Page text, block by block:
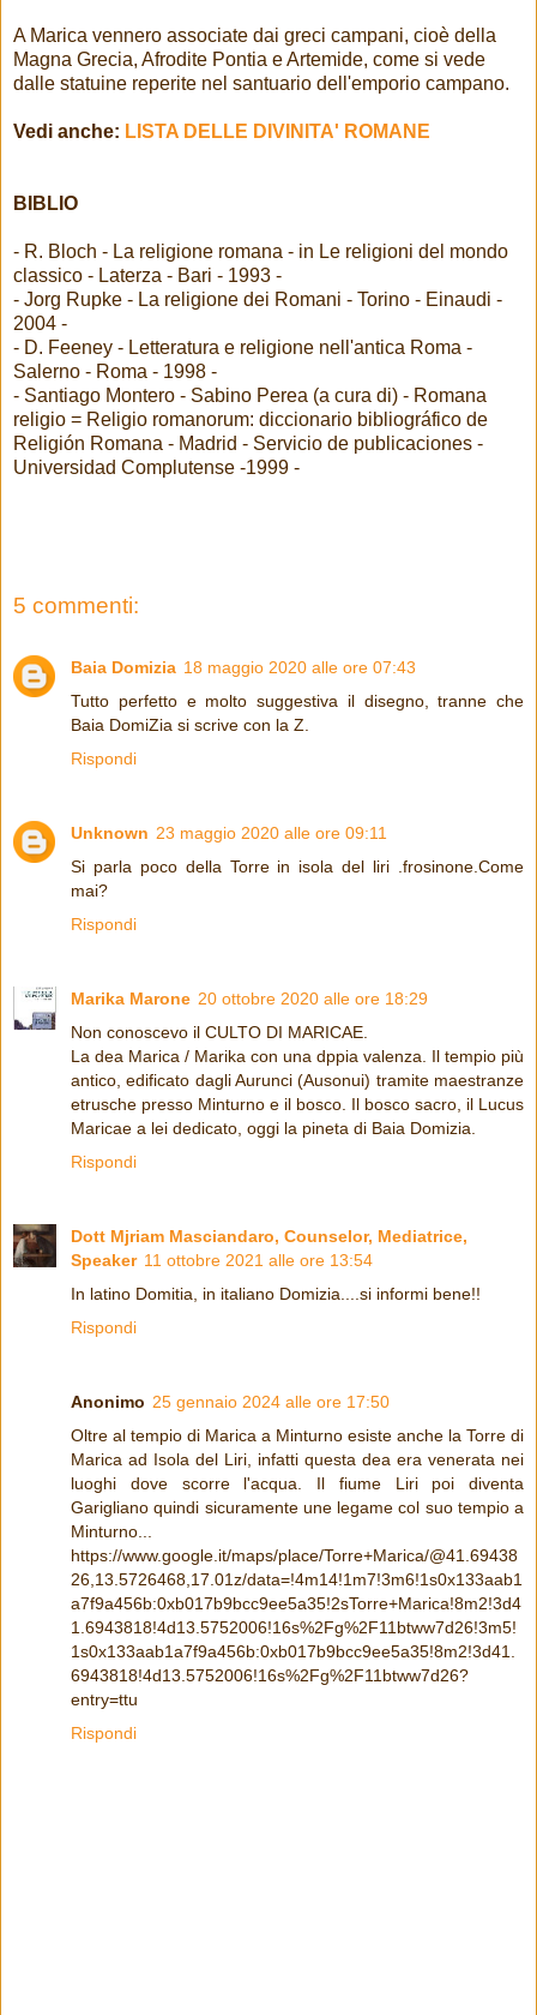
A Marica vennero associate dai greci campani, cioè della
Magna Grecia, Afrodite Pontia e Artemide, come si vede
dalle statuine reperite nel santuario dell'emporio campano.
Vedi anche: LISTA DELLE DIVINITA' ROMANE
BIBLIO
- R. Bloch - La religione romana - in Le religioni del mondo
classico - Laterza - Bari - 1993 -
- Jorg Rupke - La religione dei Romani - Torino - Einaudi -
2004 -
- D. Feeney - Letteratura e religione nell'antica Roma -
Salerno - Roma - 1998 -
- Santiago Montero - Sabino Perea (a cura di) - Romana
religio = Religio romanorum: diccionario bibliográfico de
Religión Romana - Madrid - Servicio de publicaciones -
Universidad Complutense -1999 -
5 commenti:
Baia Domizia 18 maggio 2020 alle ore 07:43
Tutto perfetto e molto suggestiva il disegno, tranne che
Baia DomiZia si scrive con la Z.
Rispondi
Unknown 23 maggio 2020 alle ore 09:11
Si parla poco della Torre in isola del liri .frosinone.Come
mai?
Rispondi
Marika Marone 20 ottobre 2020 alle ore 18:29
Non conoscevo il CULTO DI MARICAE.
La dea Marica / Marika con una dppia valenza. Il tempio più
antico, edificato dagli Aurunci (Ausonui) tramite maestranze
etrusche presso Minturno e il bosco. Il bosco sacro, il Lucus
Maricae a lei dedicato, oggi la pineta di Baia Domizia.
Rispondi
Dott Mjriam Masciandaro, Counselor, Mediatrice,
Speaker 11 ottobre 2021 alle ore 13:54
In latino Domitia, in italiano Domizia....si informi bene!!
Rispondi
Anonimo 25 gennaio 2024 alle ore 17:50
Oltre al tempio di Marica a Minturno esiste anche la Torre di
Marica ad Isola del Liri, infatti questa dea era venerata nei
luoghi dove scorre l'acqua. Il fiume Liri poi diventa
Garigliano quindi sicuramente une legame col suo tempio a
Minturno...
https://www.google.it/maps/place/Torre+Marica/@41.69438
26,13.5726468,17.01z/data=!4m14!1m7!3m6!1s0x133aab1
a7f9a456b:0xb017b9bcc9ee5a35!2sTorre+Marica!8m2!3d4
1.6943818!4d13.5752006!16s%2Fg%2F11btww7d26!3m5!
1s0x133aab1a7f9a456b:0xb017b9bcc9ee5a35!8m2!3d41.
6943818!4d13.5752006!16s%2Fg%2F11btww7d26?
entry=ttu
Rispondi